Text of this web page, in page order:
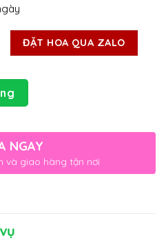
ĐẶT HOA QUA ZALO
NGAY
và giao hàng tận nơi